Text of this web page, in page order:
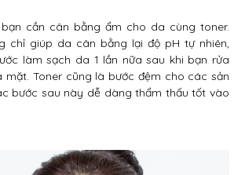
cần cân bằng ẩm cho da cùng toner.
chỉ giúp da cân bằng lại độ pH tự nhiên,
làm sạch da 1 lần nữa sau khi bạn rửa
mặt. Toner cũng là bước đệm cho các sản
bước sau này dễ dàng thẩm thấu tốt vào